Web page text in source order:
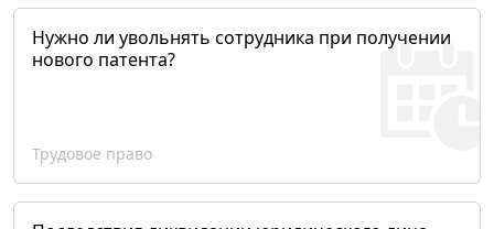
Нужно ли увольнять сотрудника при получении
нового патента?
Трудовое право